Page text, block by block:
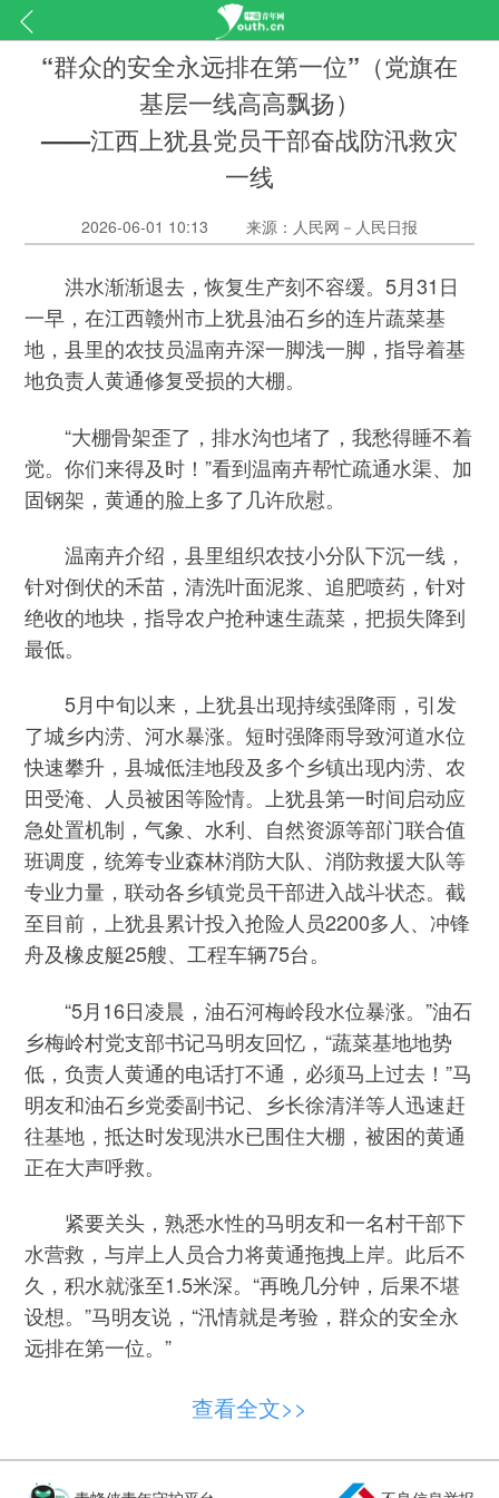
“群众的安全永远排在第一位”（党旗在
基层一线高高飘扬）
——江西上犹县党员干部奋战防汛救灾
一线
2026-06-01 10:13 来源：人民网－人民日报
洪水渐渐退去，恢复生产刻不容缓。5月31日
一早，在江西赣州市上犹县油石乡的连片蔬菜基
地，县里的农技员温南卉深一脚浅一脚，指导着基
地负责人黄通修复受损的大棚。
“大棚骨架歪了，排水沟也堵了，我愁得睡不着
觉。你们来得及时！”看到温南卉帮忙疏通水渠、加
固钢架，黄通的脸上多了几许欣慰。
温南卉介绍，县里组织农技小分队下沉一线，
针对倒伏的禾苗，清洗叶面泥浆、追肥喷药，针对
绝收的地块，指导农户抢种速生蔬菜，把损失降到
最低。
5月中旬以来，上犹县出现持续强降雨，引发
了城乡内涝、河水暴涨。短时强降雨导致河道水位
快速攀升，县城低洼地段及多个乡镇出现内涝、农
田受淹、人员被困等险情。上犹县第一时间启动应
急处置机制，气象、水利、自然资源等部门联合值
班调度，统筹专业森林消防大队、消防救援大队等
专业力量，联动各乡镇党员干部进入战斗状态。截
至目前，上犹县累计投入抢险人员2200多人、冲锋
舟及橡皮艇25艘、工程车辆75台。
“5月16日凌晨，油石河梅岭段水位暴涨。”油石
乡梅岭村党支部书记马明友回忆，“蔬菜基地地势
低，负责人黄通的电话打不通，必须马上过去！”马
明友和油石乡党委副书记、乡长徐清洋等人迅速赶
往基地，抵达时发现洪水已围住大棚，被困的黄通
正在大声呼救。
紧要关头，熟悉水性的马明友和一名村干部下
水营救，与岸上人员合力将黄通拖拽上岸。此后不
久，积水就涨至1.5米深。“再晚几分钟，后果不堪
设想。”马明友说，“汛情就是考验，群众的安全永
远排在第一位。”
上犹县营前镇蕉里村党支部书记肖瑞迎，也回
查到一户村民家门口时，看到屋后碎石滚落、土体
查看全文>>